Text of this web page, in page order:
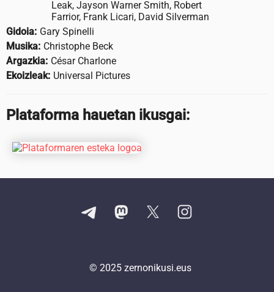
Leak, Jayson Warner Smith, Robert
Farrior, Frank Licari, David Silverman
Gidoia: Gary Spinelli
Musika: Christophe Beck
Argazkia: César Charlone
Ekoizleak: Universal Pictures
Plataforma hauetan ikusgai:
© 2025 zernonikusi.eus